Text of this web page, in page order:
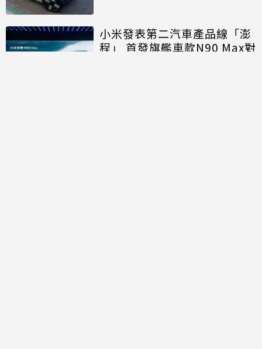
小米發表第二汽車產品線「澎
程」 首發旗艦車款N90 Max對